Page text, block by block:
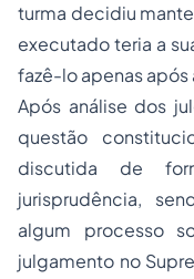
turma decidiu
executado teria a
fazê-lo apenas após
Após análise dos
questão
discutida de
jurisprudência,
algum processo
julgamento no